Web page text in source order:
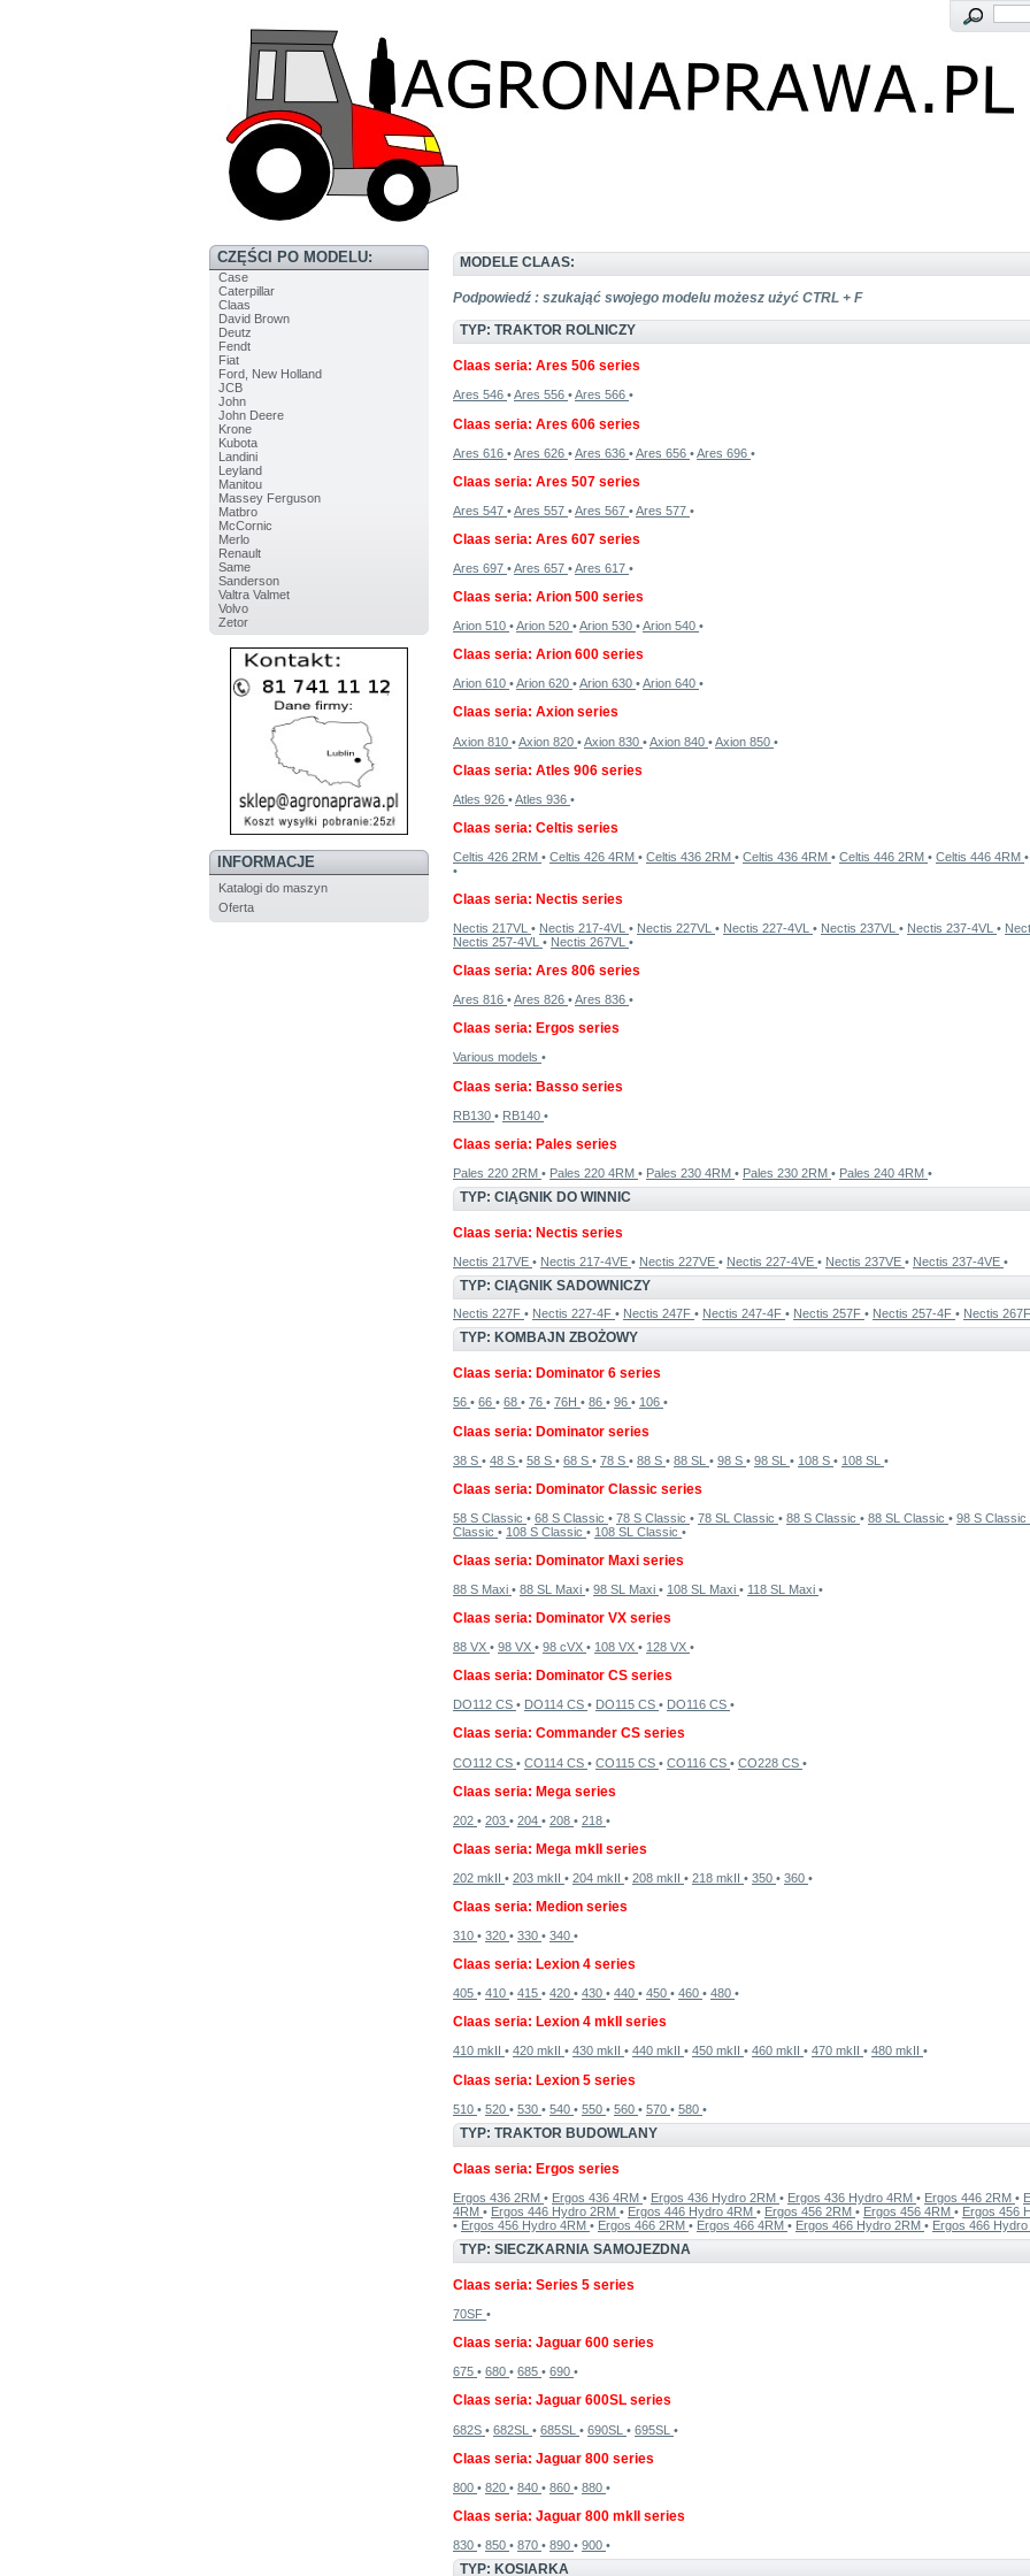
CZĘŚCI PO MODELU:
Case
Caterpillar
Claas
David Brown
Deutz
Fendt
Fiat
Ford, New Holland
JCB
John
John Deere
Krone
Kubota
Landini
Leyland
Manitou
Massey Ferguson
Matbro
McCornic
Merlo
Renault
Same
Sanderson
Valtra Valmet
Volvo
Zetor
INFORMACJE
Katalogi do maszyn
Oferta
MODELE CLAAS:
Podpowiedź : szukająć swojego modelu możesz użyć CTRL + F
TYP: TRAKTOR ROLNICZY
Claas seria: Ares 506 series
Ares 546 •Ares 556 •Ares 566 •
Claas seria: Ares 606 series
Ares 616 •Ares 626 •Ares 636 •Ares 656 •Ares 696 •
Claas seria: Ares 507 series
Ares 547 •Ares 557 •Ares 567 •Ares 577 •
Claas seria: Ares 607 series
Ares 697 •Ares 657 •Ares 617 •
Claas seria: Arion 500 series
Arion 510 •Arion 520 •Arion 530 •Arion 540 •
Claas seria: Arion 600 series
Arion 610 •Arion 620 •Arion 630 •Arion 640 •
Claas seria: Axion series
Axion 810 •Axion 820 •Axion 830 •Axion 840 •Axion 850 •
Claas seria: Atles 906 series
Atles 926 •Atles 936 •
Claas seria: Celtis series
Celtis 426 2RM • Celtis 426 4RM • Celtis 436 2RM • Celtis 436 4RM • Celtis 446 2RM • Celtis 446 4RM •
•
Claas seria: Nectis series
Nectis 217VL • Nectis 217-4VL • Nectis 227VL • Nectis 227-4VL • Nectis 237VL • Nectis 237-4VL •
Nectis 257-4VL • Nectis 267VL •
Claas seria: Ares 806 series
Ares 816 •Ares 826 •Ares 836 •
Claas seria: Ergos series
Various models •
Claas seria: Basso series
RB130 • RB140 •
Claas seria: Pales series
Pales 220 2RM • Pales 220 4RM • Pales 230 4RM • Pales 230 2RM • Pales 240 4RM •
TYP: CIĄGNIK DO WINNIC
Claas seria: Nectis series
Nectis 217VE • Nectis 217-4VE • Nectis 227VE • Nectis 227-4VE • Nectis 237VE • Nectis 237-4VE •
TYP: CIĄGNIK SADOWNICZY
Nectis 227F • Nectis 227-4F • Nectis 247F • Nectis 247-4F • Nectis 257F • Nectis 257-4F • Nectis 267F
TYP: KOMBAJN ZBOŻOWY
Claas seria: Dominator 6 series
56 • 66 • 68 • 76 • 76H • 86 • 96 • 106 •
Claas seria: Dominator series
38 S • 48 S • 58 S • 68 S • 78 S • 88 S • 88 SL • 98 S • 98 SL • 108 S • 108 SL •
Claas seria: Dominator Classic series
58 S Classic • 68 S Classic • 78 S Classic • 78 SL Classic • 88 S Classic • 88 SL Classic • 98 S Classic
Classic • 108 S Classic • 108 SL Classic •
Claas seria: Dominator Maxi series
88 S Maxi • 88 SL Maxi • 98 SL Maxi • 108 SL Maxi • 118 SL Maxi •
Claas seria: Dominator VX series
88 VX • 98 VX • 98 cVX • 108 VX • 128 VX •
Claas seria: Dominator CS series
DO112 CS • DO114 CS • DO115 CS • DO116 CS •
Claas seria: Commander CS series
CO112 CS • CO114 CS • CO115 CS • CO116 CS • CO228 CS •
Claas seria: Mega series
202 • 203 • 204 • 208 • 218 •
Claas seria: Mega mkII series
202 mkII • 203 mkII • 204 mkII • 208 mkII • 218 mkII • 350 • 360 •
Claas seria: Medion series
310 • 320 • 330 • 340 •
Claas seria: Lexion 4 series
405 • 410 • 415 • 420 • 430 • 440 • 450 • 460 • 480 •
Claas seria: Lexion 4 mkII series
410 mkII • 420 mkII • 430 mkII • 440 mkII • 450 mkII • 460 mkII • 470 mkII • 480 mkII •
Claas seria: Lexion 5 series
510 • 520 • 530 • 540 • 550 • 560 • 570 • 580 •
TYP: TRAKTOR BUDOWLANY
Claas seria: Ergos series
Ergos 436 2RM • Ergos 436 4RM • Ergos 436 Hydro 2RM • Ergos 436 Hydro 4RM • Ergos 446 2RM •
4RM • Ergos 446 Hydro 2RM • Ergos 446 Hydro 4RM • Ergos 456 2RM • Ergos 456 4RM • Ergos 456
• Ergos 456 Hydro 4RM • Ergos 466 2RM • Ergos 466 4RM • Ergos 466 Hydro 2RM • Ergos 466 Hydro
TYP: SIECZKARNIA SAMOJEZDNA
Claas seria: Series 5 series
70SF •
Claas seria: Jaguar 600 series
675 • 680 • 685 • 690 •
Claas seria: Jaguar 600SL series
682S • 682SL • 685SL • 690SL • 695SL •
Claas seria: Jaguar 800 series
800 • 820 • 840 • 860 • 880 •
Claas seria: Jaguar 800 mkII series
830 • 850 • 870 • 890 • 900 •
TYP: KOSIARKA